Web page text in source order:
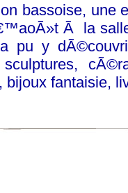
bassoise, une
Ã la
pu y
fantaisie,